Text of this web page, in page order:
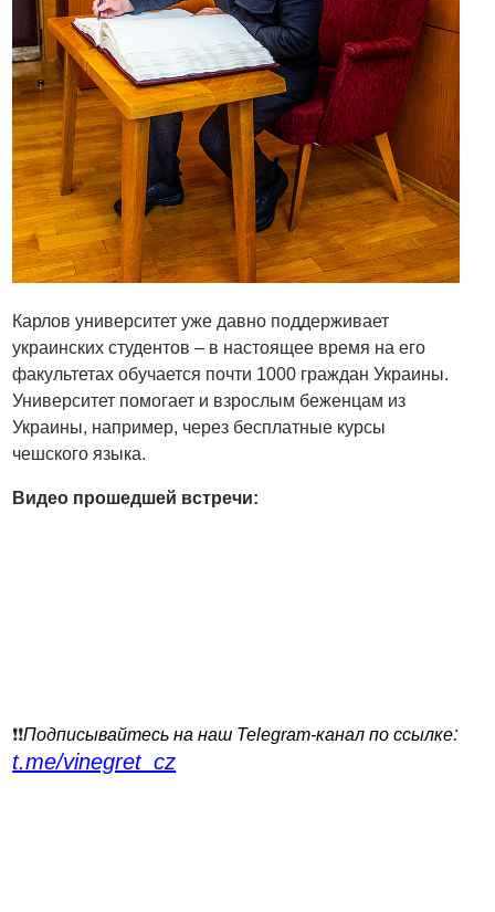
Карлов университет уже давно поддерживает
украинских студентов – в настоящее время на его
факультетах обучается почти 1000 граждан Украины.
Университет помогает и взрослым беженцам из
Украины, например, через бесплатные курсы
чешского языка.
Видео прошедшей встречи:
❗️❗️Подписывайтесь на наш Telegram-канал по ссылке:
t.me/vinegret_cz